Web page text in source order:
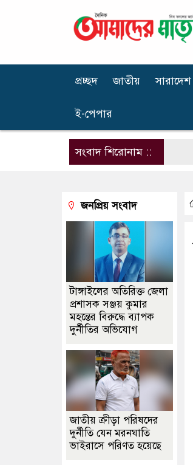
প্রচ্ছদ জাতীয় সারাদেশ
ই-পেপার
সংবাদ শিরোনাম ::
জনপ্রিয় সংবাদ
টাঙ্গাইলের অতিরিক্ত জেলা
প্রশাসক সঞ্জয় কুমার
মহন্তের বিরুদ্ধে ব্যাপক
দুর্নীতির অভিযোগ
জাতীয় ক্রীড়া পরিষদের
দুর্নীতি যেন মরনঘাতি
ভাইরাসে পরিণত হয়েছে